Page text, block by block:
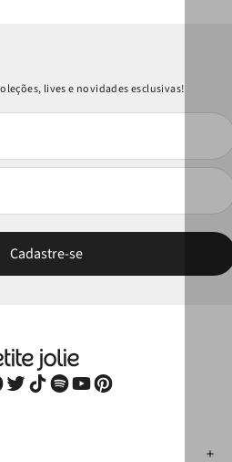
lives e novidades esclusivas!